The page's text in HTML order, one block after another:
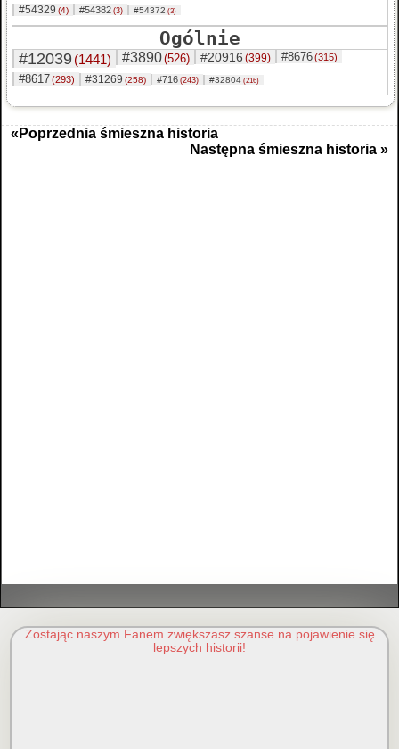
#54329 (4) #54382 (3) #54372 (3)
Ogólnie
#12039(1441) #3890(526) #20916 (399) #8676(315)
#8617(293) #31269 (258) #716 (243) #32804 (216)
«Poprzednia śmieszna historia
Następna śmieszna historia »
Zostając naszym Fanem zwiększasz szanse na pojawienie się
lepszych historii!